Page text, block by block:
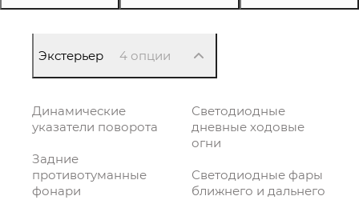
Экстерьер 4 опции
Динамические
указатели поворота
Задние
противотуманные
фонари
Светодиодные
дневные ходовые
огни
Светодиодные фары
ближнего и дальнего